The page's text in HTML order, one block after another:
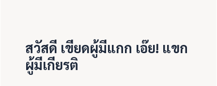
สวัสดี เขียดผู้มีแกก เอ๊ย! แขก
ผู้มีเกียรติ